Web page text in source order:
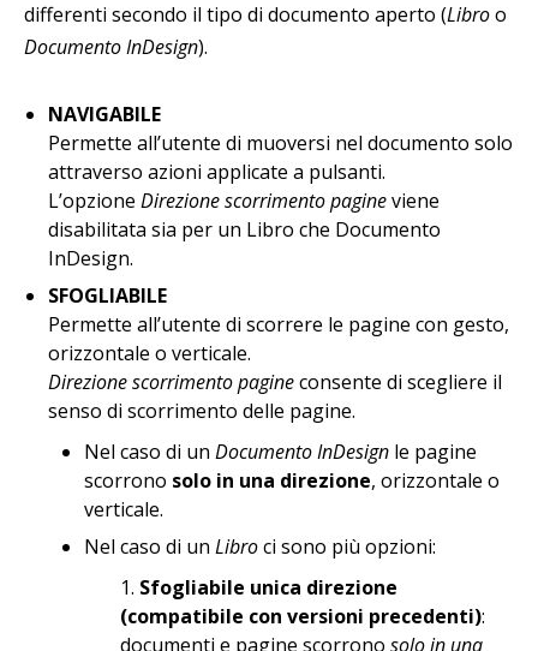
differenti secondo il tipo di documento aperto (Libroo
Documento InDesign).
NAVIGABILE
Permette all’utente di muoversi nel documento solo
attraverso azioni applicate a pulsanti.
L’opzione Direzione scorrimento pagineviene
disabilitata sia per un Libro che Documento
InDesign.
SFOGLIABILE
Permette all’utente di scorrere le pagine con gesto,
orizzontale o verticale.
Direzione scorrimento pagineconsente di scegliere il
senso di scorrimento delle pagine.
Nel caso di un Documento InDesign le pagine
scorrono solo in una direzione, orizzontale o
verticale.
Nel caso di un Libroci sono più opzioni:
Sfogliabile unica direzione
(compatibile con versioni precedenti):
documenti e pagine scorrono solo in una